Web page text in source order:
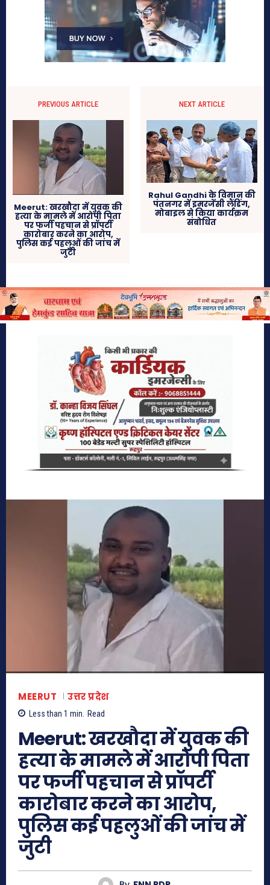
PREVIOUS ARTICLE
Meerut: खरखौदा में युवक की
हत्या के मामले में आरोपी पिता
पर फर्जी पहचान से प्रॉपर्टी
कारोबार करने का आरोप,
पुलिस कई पहलुओं की जांच में
जुटी
NEXT ARTICLE
Rahul Gandhi के विमान की
पंतनगर में इमरजेंसी लैंडिंग,
मोबाइल से किया कार्यक्रम
संबोधित